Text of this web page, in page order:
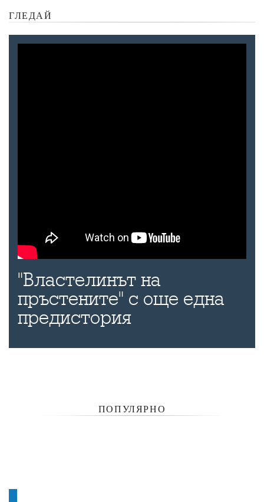
ГЛЕДАЙ
"Властелинът на
пръстените" с още една
предистория
ПОПУЛЯРНО